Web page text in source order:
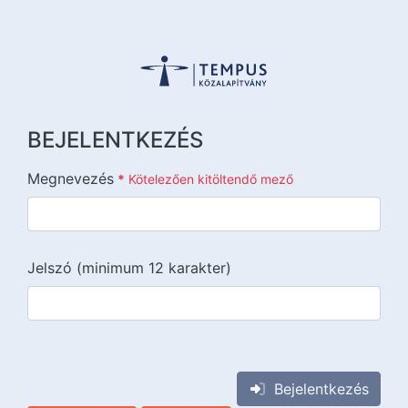
BEJELENTKEZÉS
Megnevezés * Kötelezően kitöltendő mező
Jelszó (minimum 12 karakter)
Bejelentkezés